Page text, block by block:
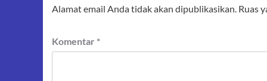
Alamat email Anda tidak akan dipublikasikan. Ruas
Komentar *